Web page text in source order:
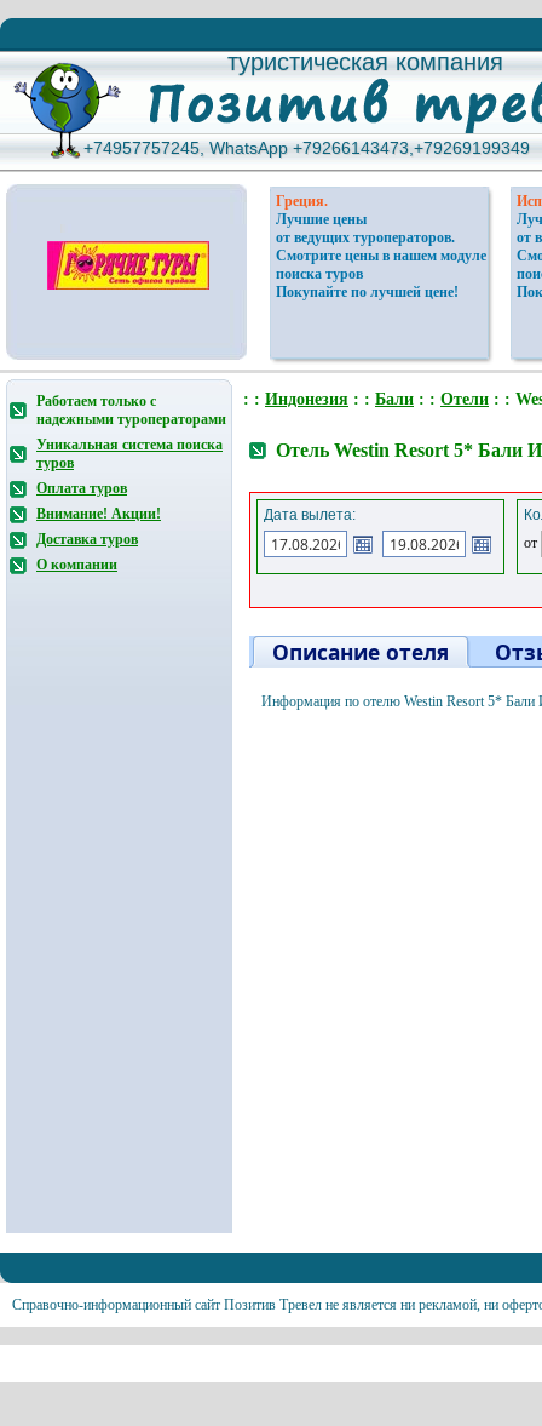
туристическая компания
туристическая компания
+74957757245, WhatsApp +79266143473,+79269199349
+74957757245, WhatsApp +79266143473,+79269199349
Греция.
Лучшие цены
от ведущих туроператоров.
Смотрите цены в нашем модуле
поиска туров
Покупайте по лучшей цене!
от
Работаем только с
надежными туроператорами
Уникальная система поиска
туров
Оплата туров
Внимание! Акции!
Доставка туров
О компании
: : Индонезия : : Бали : : Отели : :
Отель Westin Resort 5* Бали
Дата вылета:
от
Описание отеля
Информация по отелю Westin Resort 5* Бали
Справочно-информационный сайт Позитив Тревел не является ни рекламой, ни